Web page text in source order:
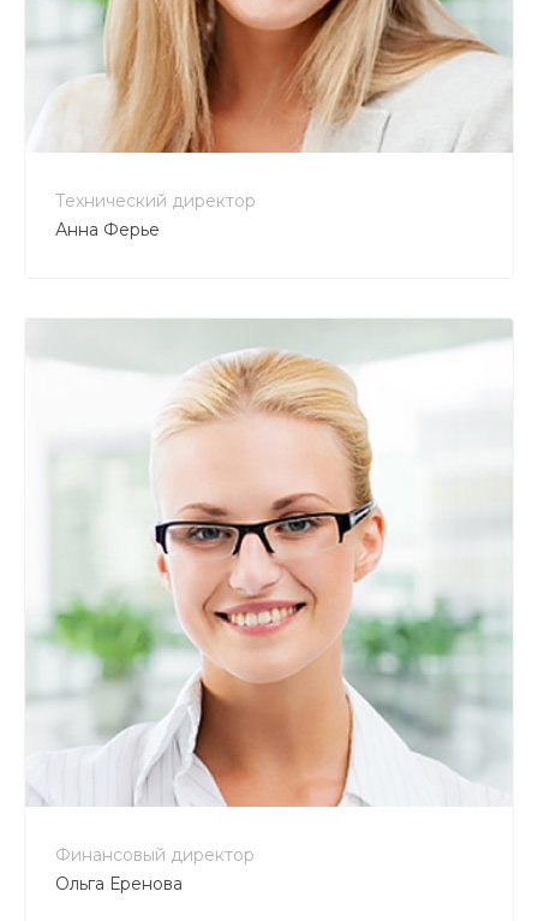
Технический директор
Анна Ферье
Финансовый директор
Ольга Еренова